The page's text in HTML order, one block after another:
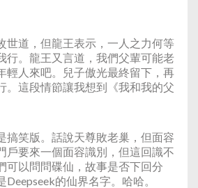
世道，但龍王表示，一人之力何等
行。龍王又言道，我們父輩可能老
輕人來吧。兒子傲光最終留下，再
。這段情節讓我想到《我和我的父
搞笑版。話說天尊敗老巢，但面容
戶要來一個面容識別，但這回識不
可以問問碟仙，故事是否下回分
的仙界名字。哈哈。